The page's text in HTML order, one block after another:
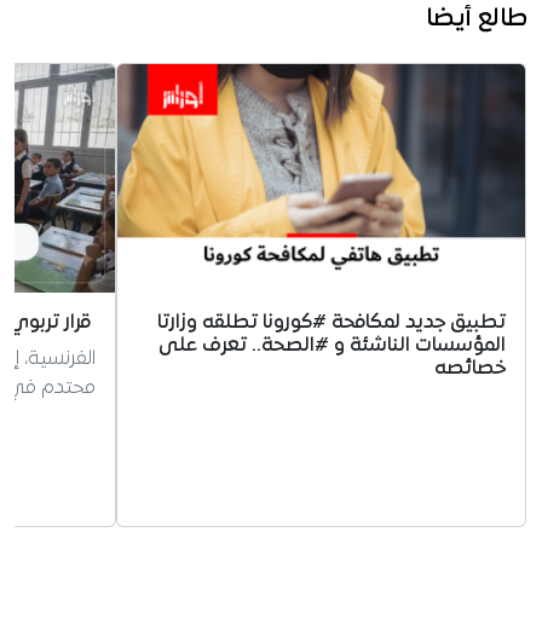
طالع أيضا
تطبيق جديد لمكافحة #كورونا تطلقه وزارتا
المؤسسات الناشئة و #الصحة.. تعرف على
خصائصه
قرار
الفرنسية،
محتدم في